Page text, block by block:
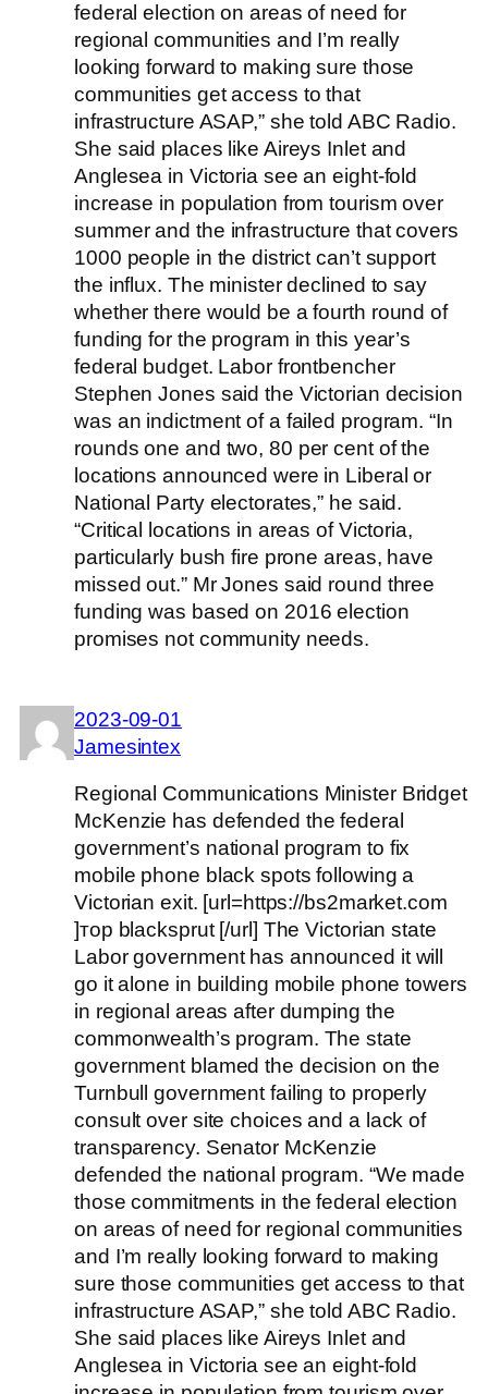
federal election on areas of need for
regional communities and I’m really
looking forward to making sure those
communities get access to that
infrastructure ASAP,” she told ABC Radio.
She said places like Aireys Inlet and
Anglesea in Victoria see an eight-fold
increase in population from tourism over
summer and the infrastructure that covers
1000 people in the district can’t support
the influx. The minister declined to say
whether there would be a fourth round of
funding for the program in this year’s
federal budget. Labor frontbencher
Stephen Jones said the Victorian decision
was an indictment of a failed program. “In
rounds one and two, 80 per cent of the
locations announced were in Liberal or
National Party electorates,” he said.
“Critical locations in areas of Victoria,
particularly bush fire prone areas, have
missed out.” Mr Jones said round three
funding was based on 2016 election
promises not community needs.
2023-09-01
Jamesintex
Regional Communications Minister Bridget
McKenzie has defended the federal
government’s national program to fix
mobile phone black spots following a
Victorian exit. [url=https://bs2market.com
]тор blacksprut [/url] The Victorian state
Labor government has announced it will
go it alone in building mobile phone towers
in regional areas after dumping the
commonwealth’s program. The state
government blamed the decision on the
Turnbull government failing to properly
consult over site choices and a lack of
transparency. Senator McKenzie
defended the national program. “We made
those commitments in the federal election
on areas of need for regional communities
and I’m really looking forward to making
sure those communities get access to that
infrastructure ASAP,” she told ABC Radio.
She said places like Aireys Inlet and
Anglesea in Victoria see an eight-fold